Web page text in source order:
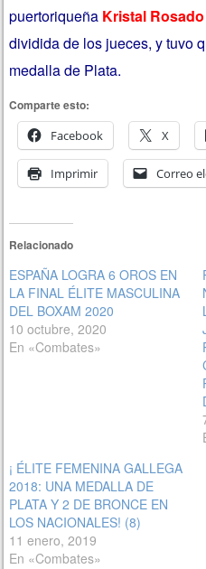
puertoriqueña Kristal Rosado
dividida de los jueces, y tuvo
medalla de Plata.
Comparte esto:
Facebook
X
Imprimir Correo
Relacionado
ESPAÑA LOGRA 6 OROS EN
LA FINAL ÉLITE MASCULINA
DEL BOXAM 2020
10 octubre, 2020
En «Combates»
¡ ÉLITE FEMENINA GALLEGA
2018: UNA MEDALLA DE
PLATA Y 2 DE BRONCE EN
LOS NACIONALES! (8)
11 enero, 2019
En «Combates»